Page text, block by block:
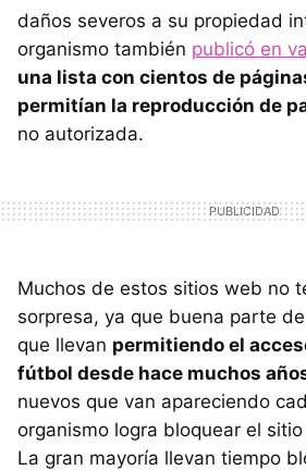
daños severos a su propiedad
organismo también publicó en
una lista con cientos de
permitían la reproducción de
no autorizada.
Muchos de estos sitios web no
sorpresa, ya que buena parte
que llevan permitiendo el
fútbol desde hace muchos
nuevos que van apareciendo
organismo logra bloquear el
La gran mayoría llevan tiempo